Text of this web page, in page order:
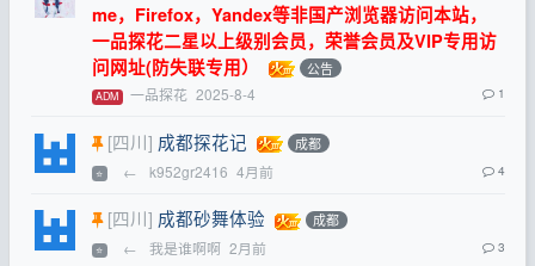
me，Firefox，Yandex等非国产浏览器访问本站，
一品探花二星以上级别会员，荣誉会员及VIP专用访
问网址(防失联专用）
公告
ADM 一品探花 2025-8-4 1
[四川] 成都探花记 成都
⭐ ← k952gr2416 4月前 4
[四川] 成都砂舞体验 成都
⭐ ← 我是谁啊啊 2月前 3